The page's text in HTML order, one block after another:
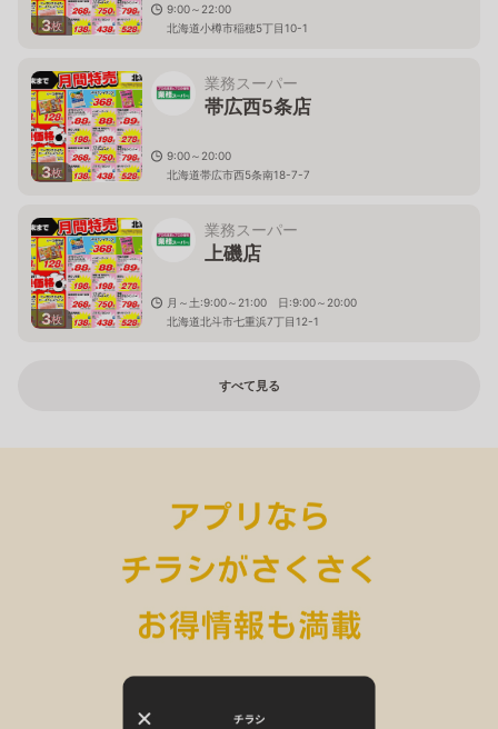
3枚
9:00～22:00
北海道小樽市稲穂5丁目10-1
3枚
業務スーパー
帯広西5条店
9:00～20:00
北海道帯広市西5条南18-7-7
3枚
業務スーパー
上磯店
月～土:9:00～21:00 日:9:00～20:00
北海道北斗市七重浜7丁目12-1
すべて見る